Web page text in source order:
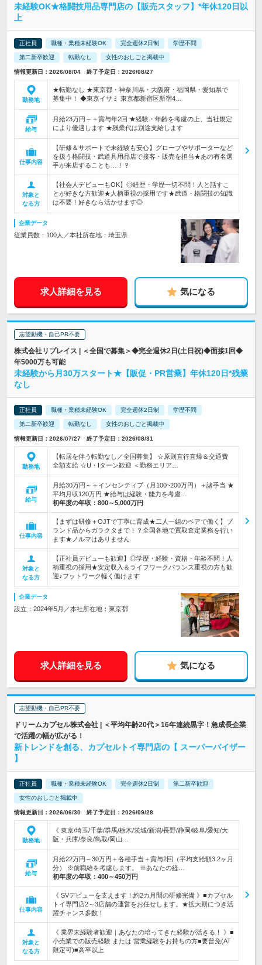
未経験OK★格闘技用品専門店の【販売スタッフ】*年休120日以
上
正社員 職種・業種未経験OK 完全週休2日制 学歴不問
第二新卒歓迎 転勤なし 女性のおしごと掲載中
情報更新日：2026/08/04 終了予定日：2026/08/27
勤務地
★転勤なし ★東京都・神奈川県・大阪府・福岡県・愛知県で
募集中！ ◆東京イサミ 東京都新宿区新宿4…
給与
月給23万円～＋賞与年2回 ★経験・年齢を考慮の上、当社規定
により優遇します ★残業代は別途支給します
仕事内容
【研修＆サポートで未経験も安心】グローブやサポーターなど
を扱う格闘技・武道具用品店で接客・販売を担当★あの有名選
手が来店することも…！？
対象と
なる方
【社会人デビューもOK】◎経歴・学歴一切不問！人と話すこ
とが好きな方歓迎★人柄重視の採用です★武道・格闘技の知識
は不要！好きなら活かせます◎
企業データ
従業員数：100人／本社所在地：埼玉県
求人詳細を見る 気になる
志望動機・自己PR不要
株式会社リプレイス | ＜全国で募集＞◆完全週休2日(土日祝)◆面接1回◆
年5000万も可能
未経験から月30万スタート★【販促・PR営業】年休120日*残業
なし
正社員 職種・業種未経験OK 完全週休2日制 学歴不問
第二新卒歓迎 転勤なし 女性のおしごと掲載中
情報更新日：2026/07/27 終了予定日：2026/08/31
勤務地
【転居を伴う転勤なし／全国募集】 ☆原則直行直帰＆交通費
全額支給 ☆U・Iターン歓迎 ＜勤務エリア…
給与
月給30万円～＋インセンティブ（月100~200万円）＋諸手当 ★
平均月収120万円 ★給与は経験・能力を考慮…
初年度の年収： 800～5,000万円
仕事内容
【まずは研修＋OJTで丁寧に育成★二人一組のペアで働く】ブ
ランド品からガラクタまで！？全国各地で買取査定業務を行い
ます★ノルマはありません
対象と
なる方
【正社員デビューも歓迎】◎学歴・経験・資格・年齢不問！人
柄重視の採用★安定収入＆ライフワークバランス重視の方も歓
迎♪フットワーク軽く働けます
企業データ
設立：2024年5月／本社所在地：東京都
求人詳細を見る 気になる
志望動機・自己PR不要
ドリームカプセル株式会社 | ＜平均年齢20代＞16年連続黒字！急成長企業
で活躍の幅が広がる！
新トレンドを創る、カプセルトイ専門店の【 スーパーバイザー
】
正社員 職種・業種未経験OK 完全週休2日制 第二新卒歓迎
女性のおしごと掲載中
情報更新日：2026/06/30 終了予定日：2026/09/28
勤務地
《 東京/埼玉/千葉/群馬/栃木/茨城/新潟/長野/静岡/岐阜/愛知/大
阪・兵庫/奈良/鳥取/岡山…
給与
月給22万円～30万円＋各種手当＋賞与2回（平均支給額3.2ヶ月
分） ※前職給を考慮します。 ※あなたの経…
初年度の年収： 400～450万円
仕事内容
《 SVデビューを支えます！約2カ月間の研修完備 》■カプセル
トイ専門店2～3店舗の運営をお任せします。★拡大期につき活
躍チャンス多数！
対象と
なる方
《 業界未経験者歓迎｜あなたの培ってきた経験が活きる！ 》■
小売業での販売経験 または 営業経験をお持ちの方■要普免(AT
限定可)■高卒以上